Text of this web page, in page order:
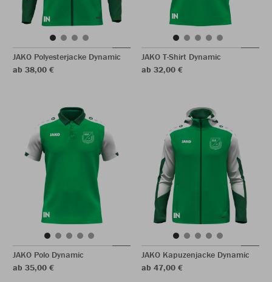
JAKO Polyesterjacke Dynamic
ab 38,00 €
JAKO T-Shirt Dynamic
ab 32,00 €
JAKO Polo Dynamic
ab 35,00 €
JAKO Kapuzenjacke Dynamic
ab 47,00 €